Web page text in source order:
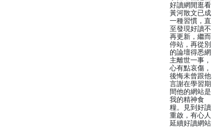
好讀網閒逛看
黃河散文已成
一種習慣，直
至發現好讀不
再更新，繼而
停站，再從別
的論壇得悉網
主離世一事，
心有點哀傷，
後悔未曾跟他
言謝在學習期
間他的網站是
我的精神食
糧。見到好讀
重啟，有心人
延續好讀網站